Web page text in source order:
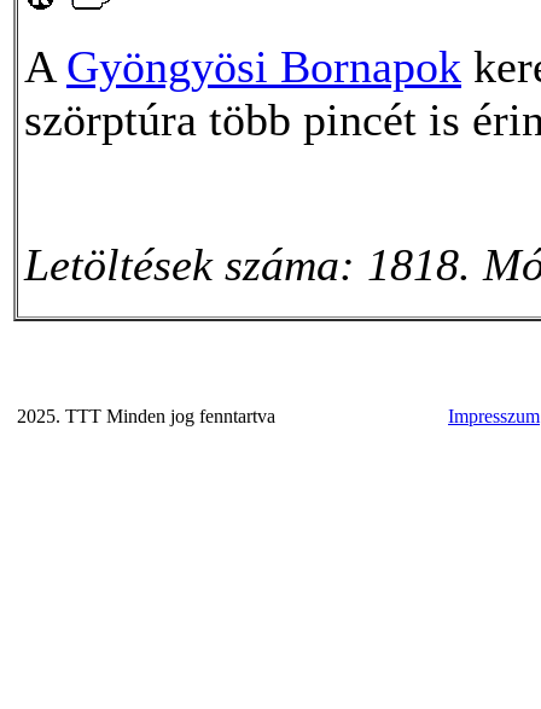
A Gyöngyösi Bornapok
szörptúra több pincét is
Letöltések száma: 1818.
2025. TTT Minden jog fenntartva Impresszum